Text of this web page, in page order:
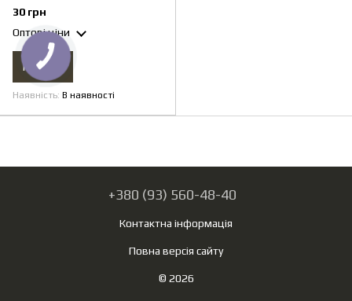
30 грн
Оптові ціни
Купити
Наявність В наявності
+380 (93) 560-48-40
Контактна інформація
Повна версія сайту
© 2026